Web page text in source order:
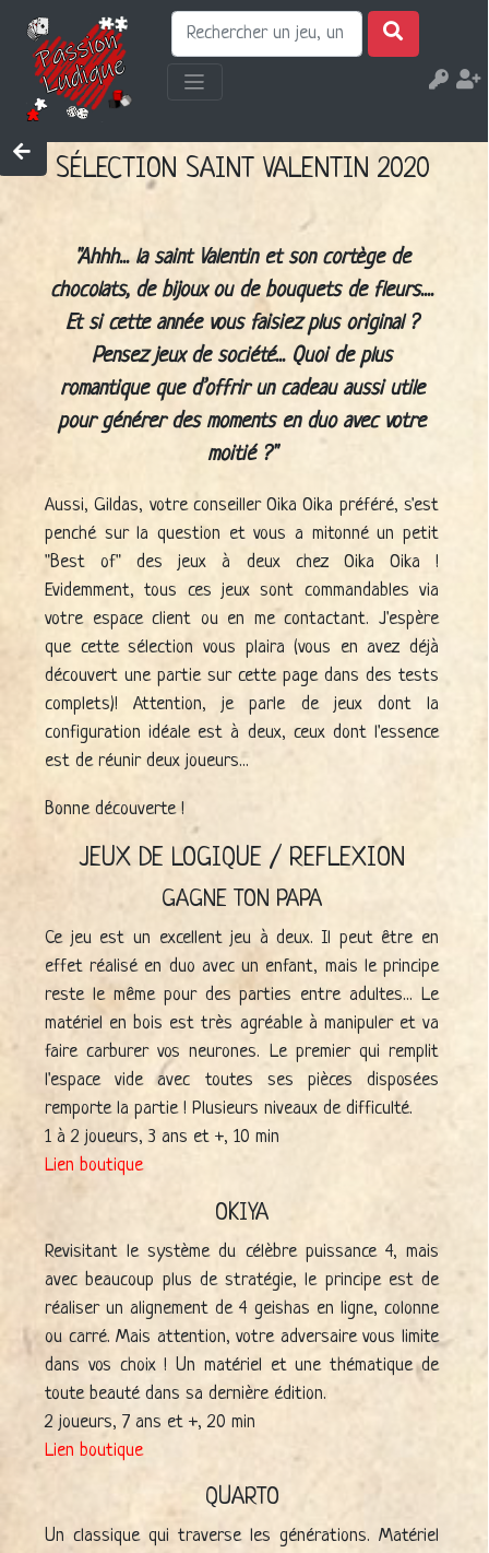
SÉLECTION SAINT VALENTIN 2020
Ahhh... la saint Valentin et son cortège de
chocolats, de bijoux ou de bouquets de fleurs....
Et si cette année vous faisiez plus original ?
Pensez jeux de société... Quoi de plus
romantique que d’offrir un cadeau aussi utile
pour générer des moments en duo avec votre
moitié ?
Aussi, Gildas, votre conseiller Oika Oika préféré, s'est
penché sur la question et vous a mitonné un petit
"Best of" des jeux à deux chez Oika Oika !
Evidemment, tous ces jeux sont commandables via
votre espace client ou en me contactant. J'espère
que cette sélection vous plaira (vous en avez déjà
découvert une partie sur cette page dans des tests
complets)! Attention, je parle de jeux dont la
configuration idéale est à deux, ceux dont l'essence
est de réunir deux joueurs...
Bonne découverte !
JEUX DE LOGIQUE / REFLEXION
GAGNE TON PAPA
Ce jeu est un excellent jeu à deux. Il peut être en
effet réalisé en duo avec un enfant, mais le principe
reste le même pour des parties entre adultes... Le
matériel en bois est très agréable à manipuler et va
faire carburer vos neurones. Le premier qui remplit
l'espace vide avec toutes ses pièces disposées
remporte la partie ! Plusieurs niveaux de difficulté.
1 à 2 joueurs, 3 ans et +, 10 min
Lien boutique
OKIYA
Revisitant le système du célèbre puissance 4, mais
avec beaucoup plus de stratégie, le principe est de
réaliser un alignement de 4 geishas en ligne, colonne
ou carré. Mais attention, votre adversaire vous limite
dans vos choix ! Un matériel et une thématique de
toute beauté dans sa dernière édition.
2 joueurs, 7 ans et +, 20 min
Lien boutique
QUARTO
Un classique qui traverse les générations. Matériel